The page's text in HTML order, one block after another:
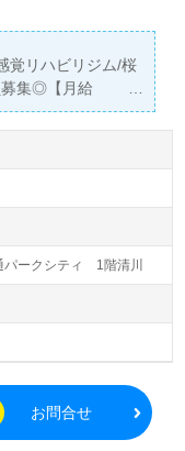
覚リハビリジム/桜
集◎【月給
＊『渡辺通駅』徒
グループ/株式会社
です。グループ従
院、歯科支援、予
療メディア、フィ
開されています。
ー スパイラ
デイサービスで介
します。デイサー
のデイサービス様
ークシティ 1階清川
お問合せ